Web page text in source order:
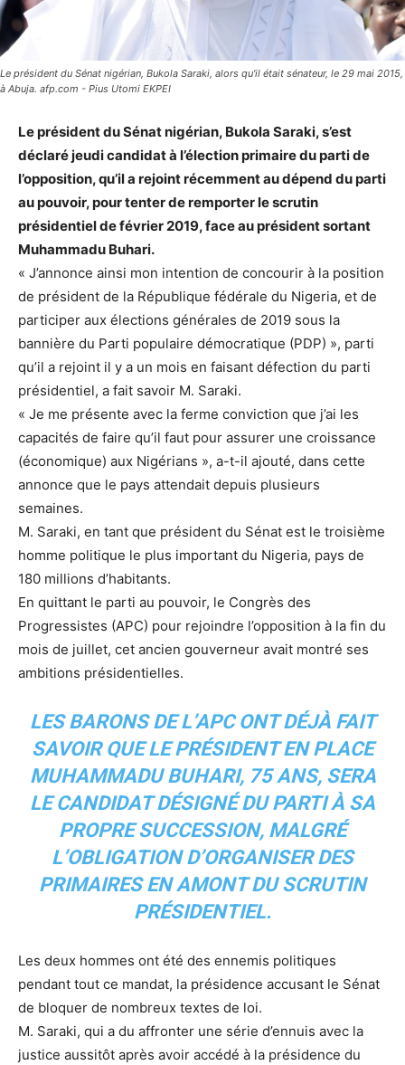
Le président du Sénat nigérian, Bukola Saraki, alors qu'il était sénateur, le 29 mai 2015,
à Abuja. afp.com - Pius Utomi EKPEI
Le président du Sénat nigérian, Bukola Saraki, s’est
déclaré jeudi candidat à l’élection primaire du parti de
l’opposition, qu’il a rejoint récemment au dépend du parti
au pouvoir, pour tenter de remporter le scrutin
présidentiel de février 2019, face au président sortant
Muhammadu Buhari.
« J’annonce ainsi mon intention de concourir à la position
de président de la République fédérale du Nigeria, et de
participer aux élections générales de 2019 sous la
bannière du Parti populaire démocratique (PDP) », parti
qu’il a rejoint il y a un mois en faisant défection du parti
présidentiel, a fait savoir M. Saraki.
« Je me présente avec la ferme conviction que j’ai les
capacités de faire qu’il faut pour assurer une croissance
(économique) aux Nigérians », a-t-il ajouté, dans cette
annonce que le pays attendait depuis plusieurs
semaines.
M. Saraki, en tant que président du Sénat est le troisième
homme politique le plus important du Nigeria, pays de
180 millions d’habitants.
En quittant le parti au pouvoir, le Congrès des
Progressistes (APC) pour rejoindre l’opposition à la fin du
mois de juillet, cet ancien gouverneur avait montré ses
ambitions présidentielles.
LES BARONS DE L’APC ONT DÉJÀ FAIT
SAVOIR QUE LE PRÉSIDENT EN PLACE
MUHAMMADU BUHARI, 75 ANS, SERA
LE CANDIDAT DÉSIGNÉ DU PARTI À SA
PROPRE SUCCESSION, MALGRÉ
L’OBLIGATION D’ORGANISER DES
PRIMAIRES EN AMONT DU SCRUTIN
PRÉSIDENTIEL.
Les deux hommes ont été des ennemis politiques
pendant tout ce mandat, la présidence accusant le Sénat
de bloquer de nombreux textes de loi.
M. Saraki, qui a du affronter une série d’ennuis avec la
justice aussitôt après avoir accédé à la présidence du